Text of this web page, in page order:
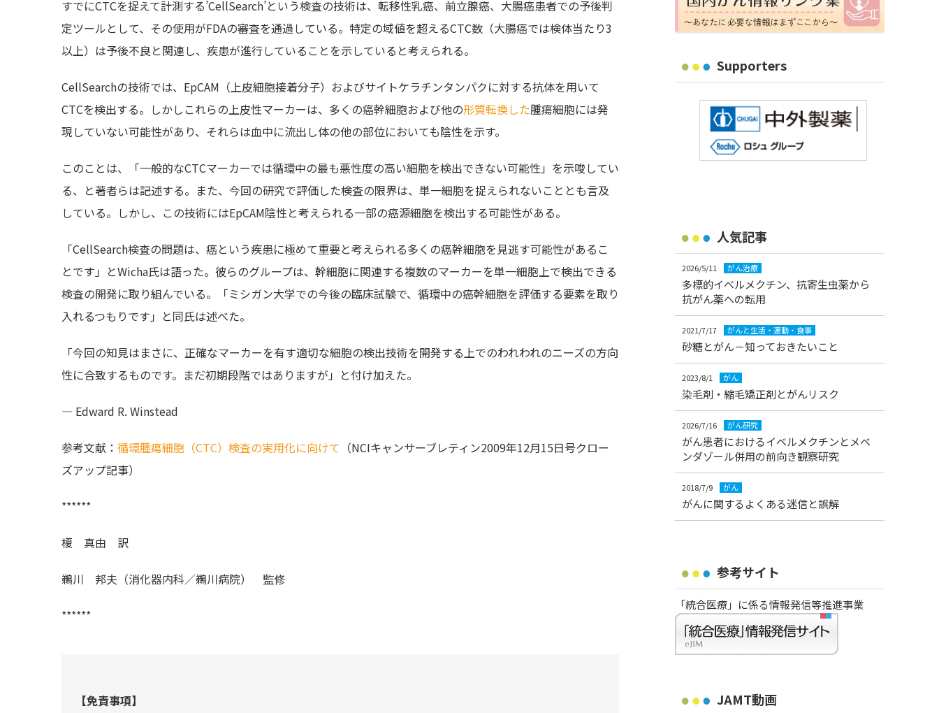
すでにCTCを捉えて計測する’CellSearch’という検査の技術は、転移性乳癌、前立腺癌、大腸癌患者での予後判
定ツールとして、その使用がFDAの審査を通過している。特定の域値を超えるCTC数（大腸癌では検体当たり3
以上）は予後不良と関連し、疾患が進行していることを示していると考えられる。
CellSearchの技術では、EpCAM（上皮細胞接着分子）およびサイトケラチンタンパクに対する抗体を用いて
CTCを検出する。しかしこれらの上皮性マーカーは、多くの癌幹細胞および他の形質転換した腫瘍細胞には発
現していない可能性があり、それらは血中に流出し体の他の部位においても陰性を示す。
このことは、「一般的なCTCマーカーでは循環中の最も悪性度の高い細胞を検出できない可能性」を示唆してい
る、と著者らは記述する。また、今回の研究で評価した検査の限界は、単一細胞を捉えられないこととも言及
している。しかし、この技術にはEpCAM陰性と考えられる一部の癌源細胞を検出する可能性がある。
「CellSearch検査の問題は、癌という疾患に極めて重要と考えられる多くの癌幹細胞を見逃す可能性があるこ
とです」とWicha氏は語った。彼らのグループは、幹細胞に関連する複数のマーカーを単一細胞上で検出できる
検査の開発に取り組んでいる。「ミシガン大学での今後の臨床試験で、循環中の癌幹細胞を評価する要素を取り
入れるつもりです」と同氏は述べた。
「今回の知見はまさに、正確なマーカーを有す適切な細胞の検出技術を開発する上でのわれわれのニーズの方向
性に合致するものです。まだ初期段階ではありますが」と付け加えた。
— Edward R. Winstead
参考文献： 循環腫瘍細胞（CTC）検査の実用化に向けて （NCIキャンサーブレティン2009年12月15日号クロー
ズアップ記事）
******
榎 真由 訳
鵜川 邦夫（消化器内科／鵜川病院） 監修
******
【免責事項】
Supporters
人気記事
2026/5/11 がん治療
多標的イベルメクチン、抗寄生虫薬から
抗がん薬への転用
2021/7/17 がんと生活・運動・食事
砂糖とがん－知っておきたいこと
2023/8/1 がん
染毛剤・縮毛矯正剤とがんリスク
2026/7/16 がん研究
がん患者におけるイベルメクチンとメベ
ンダゾール併用の前向き観察研究
2018/7/9 がん
がんに関するよくある迷信と誤解
参考サイト
「統合医療」に係る情報発信等推進事業
JAMT動画